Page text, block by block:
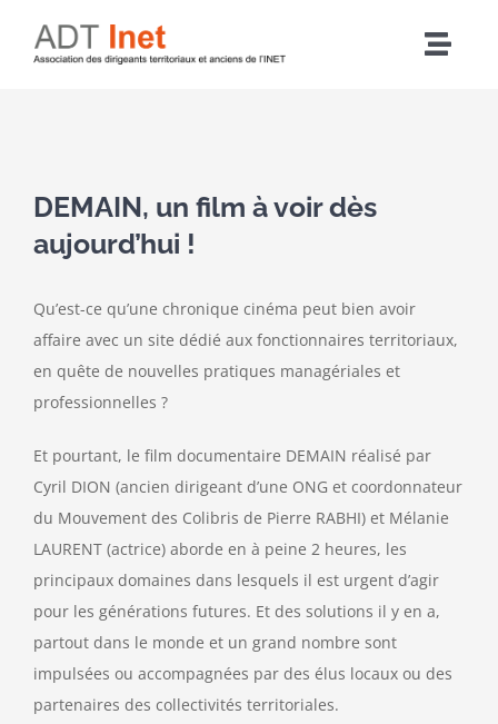
Contact
l'image
agrandie
DEMAIN, un film à voir dès
aujourd’hui !
Qu’est-ce qu’une chronique cinéma peut bien avoir
affaire avec un site dédié aux fonctionnaires territoriaux,
en quête de nouvelles pratiques managériales et
professionnelles ?
Et pourtant, le film documentaire DEMAIN réalisé par
Cyril DION (ancien dirigeant d’une ONG et coordonnateur
du Mouvement des Colibris de Pierre RABHI) et Mélanie
LAURENT (actrice) aborde en à peine 2 heures, les
principaux domaines dans lesquels il est urgent d’agir
pour les générations futures. Et des solutions il y en a,
partout dans le monde et un grand nombre sont
impulsées ou accompagnées par des élus locaux ou des
partenaires des collectivités territoriales.